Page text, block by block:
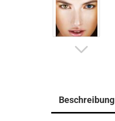
Beschreibung